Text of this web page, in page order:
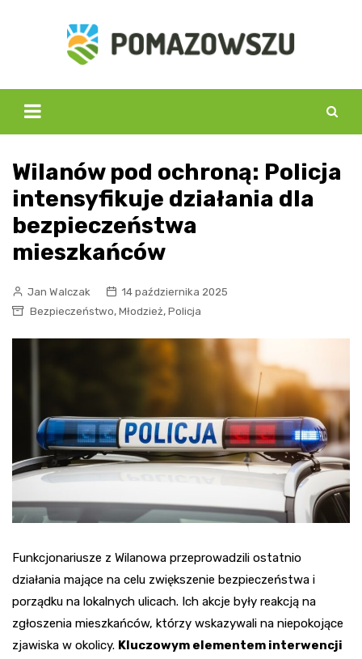
Wilanów pod ochroną: Policja
intensyfikuje działania dla
bezpieczeństwa
mieszkańców
Jan Walczak
14 października 2025
Bezpieczeństwo, Młodzież, Policja
Funkcjonariusze z Wilanowa przeprowadzili ostatnio
działania mające na celu zwiększenie bezpieczeństwa i
porządku na lokalnych ulicach. Ich akcje były reakcją na
zgłoszenia mieszkańców, którzy wskazywali na niepokojące
zjawiska w okolicy. Kluczowym elementem interwencji